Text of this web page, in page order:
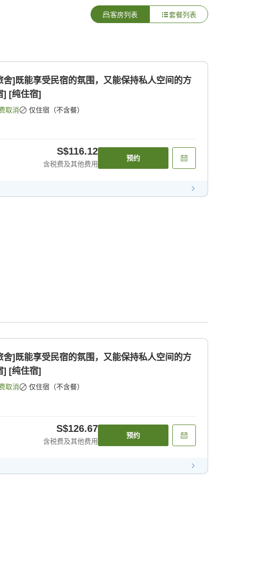
客房列表 套餐列表
舍]既能享受民宿的氛围，又能保持私人空间的方
] [纯住宿]
取消 仅住宿（不含餐）
S$116.12
含税费及其他费用
预约
舍]既能享受民宿的氛围，又能保持私人空间的方
] [纯住宿]
取消 仅住宿（不含餐）
S$126.67
含税费及其他费用
预约